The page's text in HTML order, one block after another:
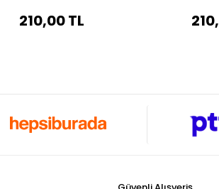
210,00 TL